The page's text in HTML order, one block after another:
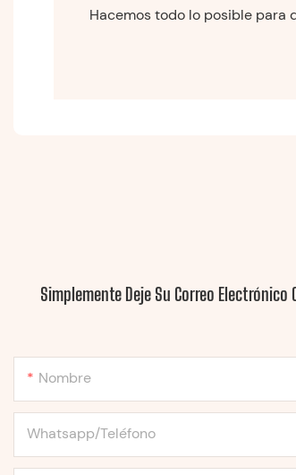
Hacemos todo lo posible para
Simplemente Deje Su Correo Electrónico
Nombre
Whatsapp/Teléfono